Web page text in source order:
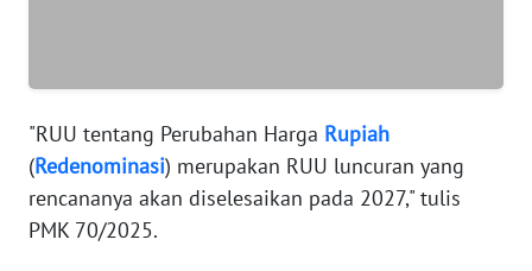
"RUU tentang Perubahan Harga Rupiah
(Redenominasi) merupakan RUU luncuran yang
rencananya akan diselesaikan pada 2027," tulis
PMK 70/2025.
WN
BANTEN